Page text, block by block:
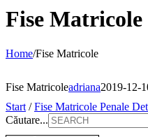
Fise Matricole
Home/Fise Matricole
Fise Matricoleadriana2019-12-
Start /Fise Matricole Penale
Căutare...